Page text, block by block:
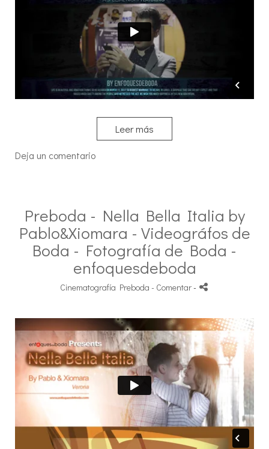
Leer más
Deja un comentario
Preboda - Nella Bella Italia by
Pablo&Xiomara - Videográfos de
Boda - Fotografía de Boda -
enfoquesdeboda
Cinematografía Preboda - Comentar-